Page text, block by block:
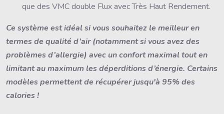
que des VMC double Flux avec Très Haut Rendement.
Ce système est idéal si vous souhaitez le meilleur en
termes de qualité d’air (notamment si vous avez des
problèmes d’allergie) avec un confort maximal tout en
limitant au maximum les déperditions d’énergie. Certains
modèles permettent de récupérer jusqu'à 95% des
calories !